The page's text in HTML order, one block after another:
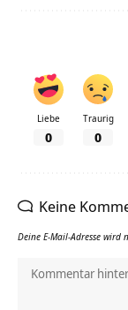
Liebe
0
Traurig
0
Keine
Deine E-Mail-Adresse wird